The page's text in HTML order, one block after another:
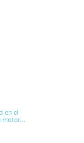
en el
motor...